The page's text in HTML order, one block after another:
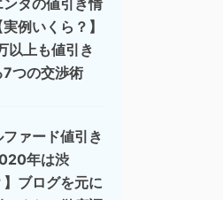
ンタの値引き情
例いくら？】
以上も値引き
7つの交渉術
ファード値引き
年は渋
】ブログを元に